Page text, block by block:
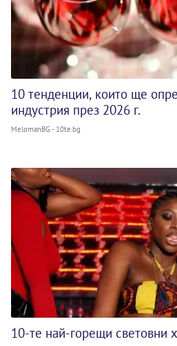
10 тенденции, които ще
индустрия през 2026 г.
MelomanBG - 10te.bg
10-те най-горещи световни